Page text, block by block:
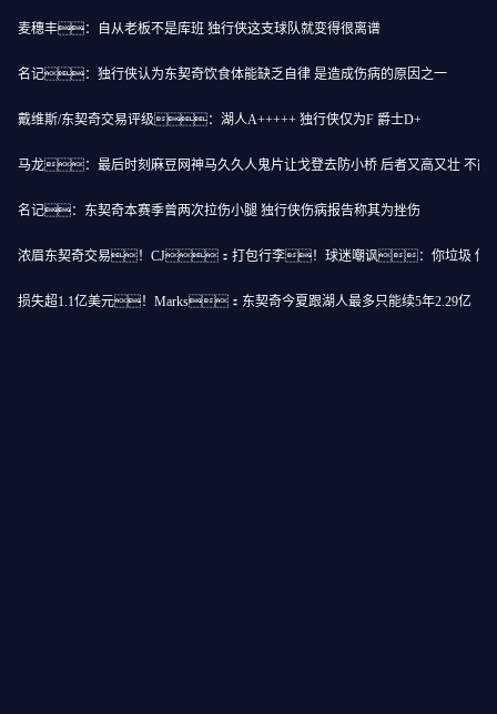
麦穗丰：自从老板不是库班 独行侠这支球队就变得很离谱
名记：独行侠认为东契奇饮食体能缺乏自律 是造成伤病的原因之一
戴维斯/东契奇交易评级：湖人A+++++ 独行侠仅为F 爵士D+
马龙：最后时刻麻豆网神马久久人鬼片让戈登去防小桥 后者又高又壮 不能
名记：东契奇本赛季曾两次拉伤小腿 独行侠伤病报告称其为挫伤
浓眉东契奇交易！CJ：打包行李！球迷嘲讽：你垃圾 你
损失超1.1亿美元！Marks：东契奇今夏跟湖人最多只能续5年2.29亿